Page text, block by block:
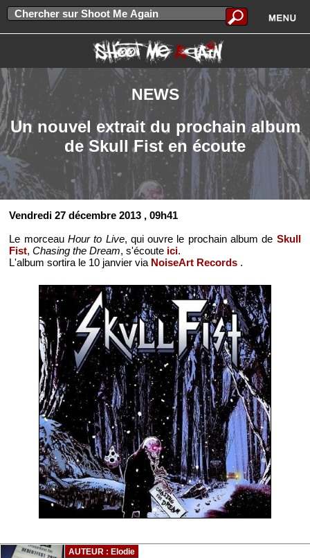
NEWS
Un nouvel extrait du prochain album
de Skull Fist en écoute
Vendredi 27 décembre 2013 , 09h41
Le morceauHour to Live, qui ouvre le prochain album de Skull
Fist,Chasing the Dream, s'écoute ici.
L'album sortira le 10 janvier via NoiseArt Records .
AUTEUR : Elodie